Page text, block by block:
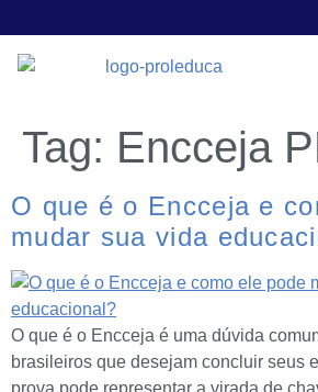
Tag: Encceja
O que é o Encceja e
mudar sua vida
O que é o Encceja é uma dúvida
brasileiros que desejam concluir seus
prova pode representar a virada de